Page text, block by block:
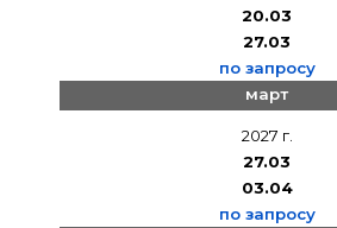
20.03
27.03
по запросу
март
2027 г.
27.03
03.04
по запросу